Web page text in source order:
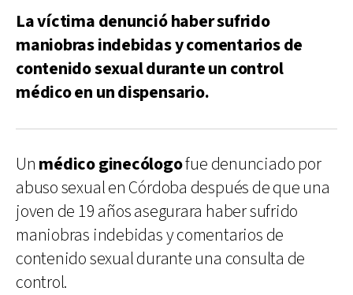
La víctima denunció haber sufrido
maniobras indebidas y comentarios de
contenido sexual durante un control
médico en un dispensario.
Un médico ginecólogofue denunciado por
abuso sexual en Córdoba después de que una
joven de 19 años asegurara haber sufrido
maniobras indebidas y comentarios de
contenido sexual durante una consulta de
control.